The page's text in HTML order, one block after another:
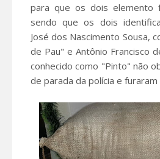
para que os dois elemento
sendo que os dois
José dos Nascimento Sousa,
de Pau" e Antônio Francisco
conhecido como "Pinto" não
de parada da polícia e